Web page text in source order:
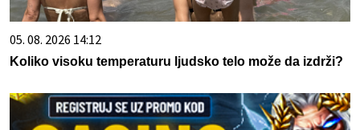
05. 08. 2026 14:12
Koliko visoku temperaturu ljudsko telo može da izdrži?